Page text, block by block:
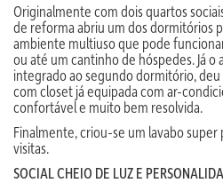
Originalmente com dois quartos
de reforma abriu um dos dormitórios
ambiente multiuso que pode
ou até um cantinho de hóspedes. Já
integrado ao segundo dormitório,
com closet já equipada com ar-
confortável e muito bem resolvida.
Finalmente, criou-se um lavabo
visitas.
SOCIAL CHEIO DE LUZ E